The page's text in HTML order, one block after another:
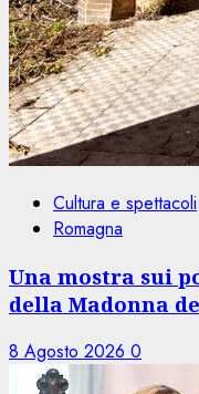
Cultura e spettacoli
Romagna
Una mostra sui
della Madonna
8 Agosto 2026 0